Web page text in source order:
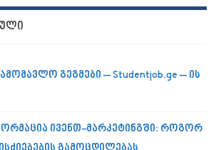
გეგმები – Studentjob.ge – ის
ივენთ-მარკეტინგში: როგორ